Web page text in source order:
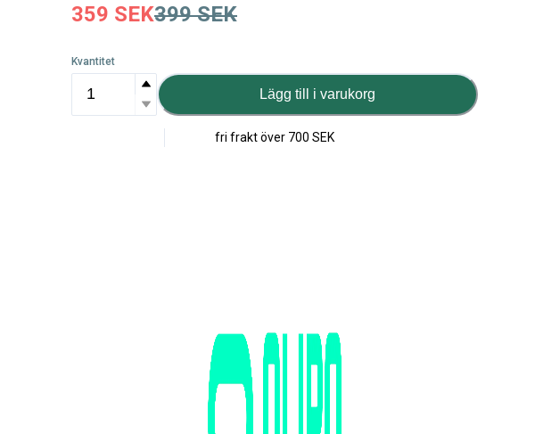
359 SEK399 SEK
Kvantitet
Lägg till i varukorg
fri frakt över 700 SEK